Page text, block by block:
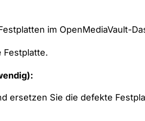
im OpenMediaVault-
Festplatte.
ersetzen Sie die defekte